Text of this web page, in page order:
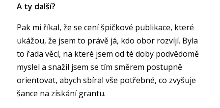
A ty další?
Pak mi říkal, že se cení špičkové publikace, které
ukážou, že jsem to právě já, kdo obor rozvíjí. Byla
to řada věcí, na které jsem od té doby podvědomě
myslel a snažil jsem se tím směrem postupně
orientovat, abych sbíral vše potřebné, co zvyšuje
šance na získání grantu.